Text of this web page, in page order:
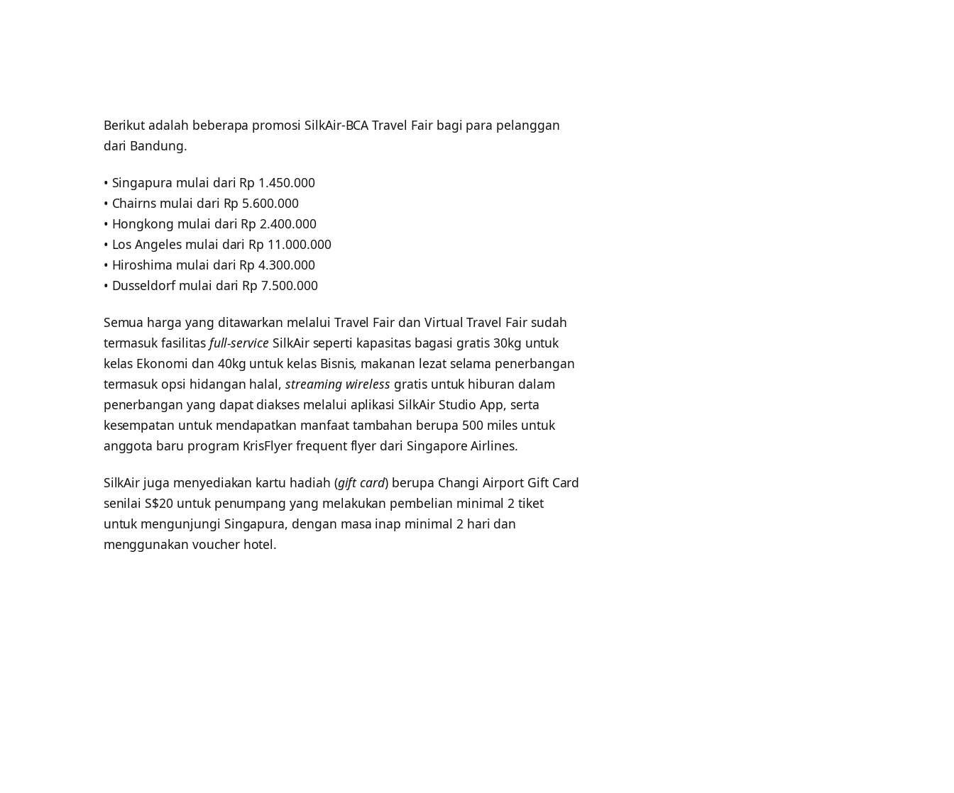
Berikut adalah beberapa promosi SilkAir-BCA Travel Fair bagi para pelanggan
dari Bandung.
• Singapura mulai dari Rp 1.450.000
• Chairns mulai dari Rp 5.600.000
• Hongkong mulai dari Rp 2.400.000
• Los Angeles mulai dari Rp 11.000.000
• Hiroshima mulai dari Rp 4.300.000
• Dusseldorf mulai dari Rp 7.500.000
Semua harga yang ditawarkan melalui Travel Fair dan Virtual Travel Fair sudah
termasuk fasilitas full-service SilkAir seperti kapasitas bagasi gratis 30kg untuk
kelas Ekonomi dan 40kg untuk kelas Bisnis, makanan lezat selama penerbangan
termasuk opsi hidangan halal,streaming wireless gratis untuk hiburan dalam
penerbangan yang dapat diakses melalui aplikasi SilkAir Studio App, serta
kesempatan untuk mendapatkan manfaat tambahan berupa 500 miles untuk
anggota baru program KrisFlyer frequent flyer dari Singapore Airlines.
SilkAir juga menyediakan kartu hadiah (gift card) berupa Changi Airport Gift Card
senilai S$20 untuk penumpang yang melakukan pembelian minimal 2 tiket
untuk mengunjungi Singapura, dengan masa inap minimal 2 hari dan
menggunakan voucher hotel.